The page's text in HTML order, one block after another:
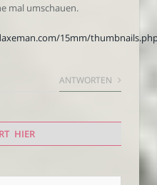
mal umschauen.
15mm/
ANTWORTEN
HIER